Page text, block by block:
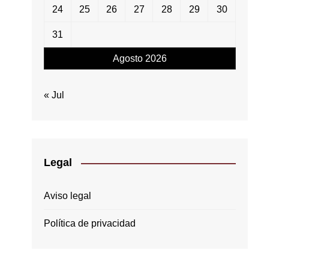
Agosto 2026
24 25 26 27 28 29 30
31
« Jul
Legal
Aviso legal
Política de privacidad